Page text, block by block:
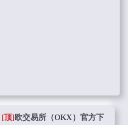
[顶]欧交易所（OKX）官方下